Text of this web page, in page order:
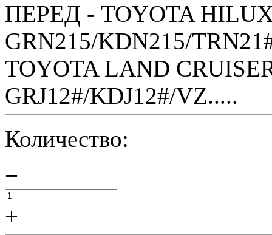
ПЕРЕД - TOYOTA
GRN215/KDN215/
TOYOTA LAND
GRJ12#/KDJ12#/VZ.....
Количество:
−
+